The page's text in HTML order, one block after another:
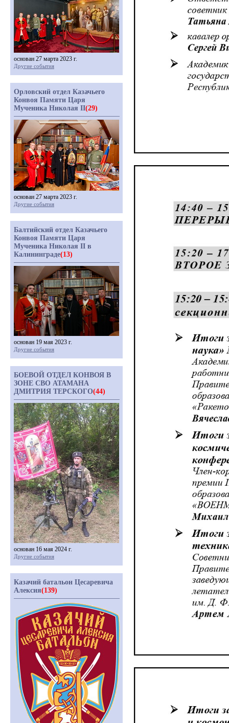
основан 27 марта 2023 г.
Другие события
Орловский отдел Казачьего
Конвоя Памяти Царя
Мученика Николая II(29)
основан 27 марта 2023 г.
Другие события
Балтийский отдел Казачьего
Конвоя Памяти Царя
Мученика Николая II в
Калининграде(13)
основан 19 мая 2023 г.
Другие события
БОЕВОЙ ОТДЕЛ КОНВОЯ В
ЗОНЕ СВО АТАМАНА
ДМИТРИЯ ТЕРСКОГО(44)
основан 16 мая 2024 г.
Другие события
Казачий батальон Цесаревича
Алексия(139)